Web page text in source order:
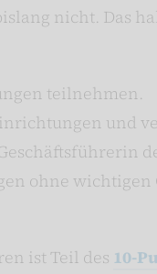
nicht. Das
teilnehmen.
und
ohne wichtigen
ist Teil des 10-